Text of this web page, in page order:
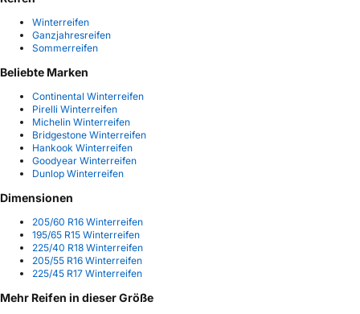
Winterreifen
Ganzjahresreifen
Sommerreifen
Beliebte Marken
Continental Winterreifen
Pirelli Winterreifen
Michelin Winterreifen
Bridgestone Winterreifen
Hankook Winterreifen
Goodyear Winterreifen
Dunlop Winterreifen
Dimensionen
205/60 R16 Winterreifen
195/65 R15 Winterreifen
225/40 R18 Winterreifen
205/55 R16 Winterreifen
225/45 R17 Winterreifen
Mehr Reifen in dieser Größe